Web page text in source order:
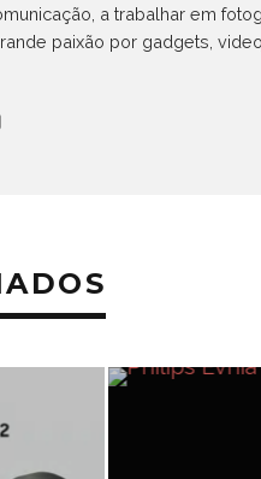
a trabalhar em
paixão por gadgets,